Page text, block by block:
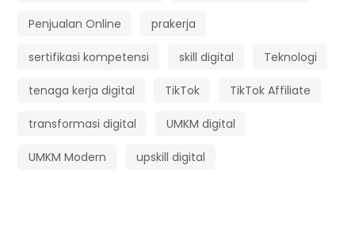
Penjualan Online prakerja
sertifikasi kompetensi skill digital Teknologi
tenaga kerja digital TikTok TikTok Affiliate
transformasi digital UMKM digital
UMKM Modern upskill digital